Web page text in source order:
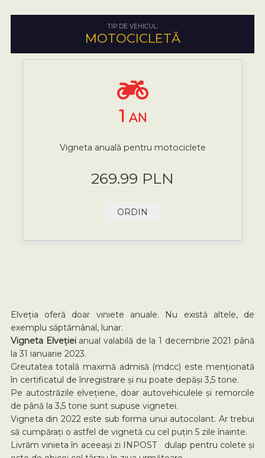
TIP DE VEHICUL:
MOTOCICLETĂ
1 AN
Vigneta anuală pentru motociclete
269.99 PLN
ORDIN
Elveția oferă doar viniete anuale. Nu există altele, de
exemplu săptămânal, lunar.
Vigneta Elveției anual valabilă de la 1 decembrie 2021 până
la 31 ianuarie 2023.
Greutatea totală maximă admisă (mdcc) este menționată
în certificatul de înregistrare și nu poate depăși 3,5 tone.
Pe autostrăzile elvețiene, doar autovehiculele și remorcile
de până la 3,5 tone sunt supuse vignetei.
Vigneta din 2022 este sub forma unui autocolant. Ar trebui
să cumpărați o astfel de vignetă cu cel puțin 5 zile înainte.
Livrăm vinieta în aceeași zi INPOST dulap pentru colete și